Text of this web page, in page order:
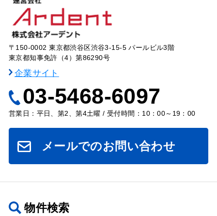
〒150-0002 東京都渋谷区渋谷3-15-5 パールビル3階
東京都知事免許（4）第86290号
企業サイト
03-5468-6097
営業日：平日、第2、第4土曜 / 受付時間：10：00～19：00
メールでのお問い合わせ
物件検索